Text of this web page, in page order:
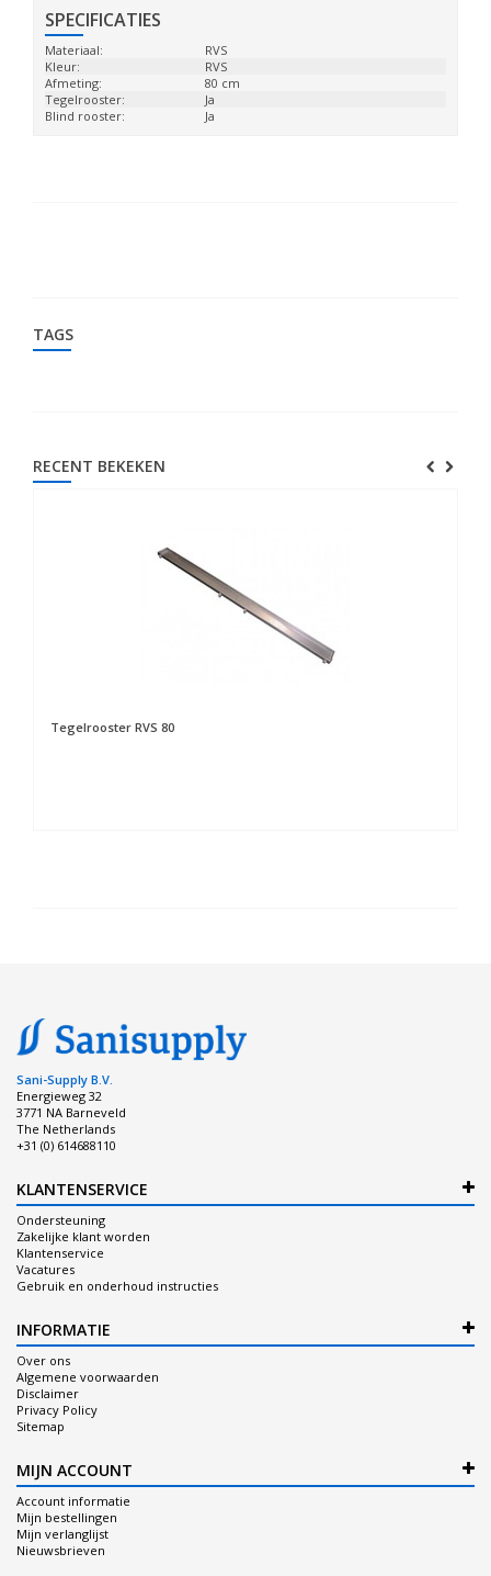
SPECIFICATIES
Materiaal:
RVS
Kleur:
RVS
Afmeting:
80 cm
Tegelrooster:
Ja
Blind rooster:
Ja
TAGS
RECENT BEKEKEN
Tegelrooster RVS 80
Sani-Supply B.V.
Energieweg 32
3771 NA Barneveld
The Netherlands
+31 (0) 614688110
KLANTENSERVICE
Ondersteuning
Zakelijke klant worden
Klantenservice
Vacatures
Gebruik en onderhoud instructies
INFORMATIE
Over ons
Algemene voorwaarden
Disclaimer
Privacy Policy
Sitemap
MIJN ACCOUNT
Account informatie
Mijn bestellingen
Mijn verlanglijst
Nieuwsbrieven